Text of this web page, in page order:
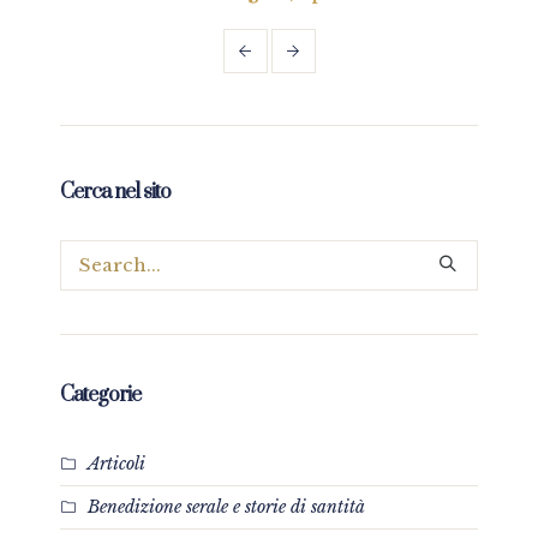
Cerca nel sito
Categorie
Articoli
Benedizione serale e storie di santità